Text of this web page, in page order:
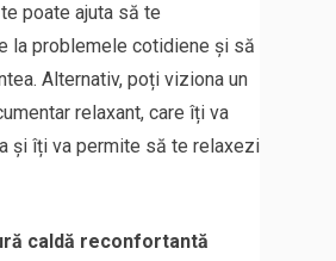
poate ajuta să te
la problemele cotidiene și să
Alternativ, poți viziona un
relaxant, care îți va
și îți va permite să te relaxezi
caldă reconfortantă